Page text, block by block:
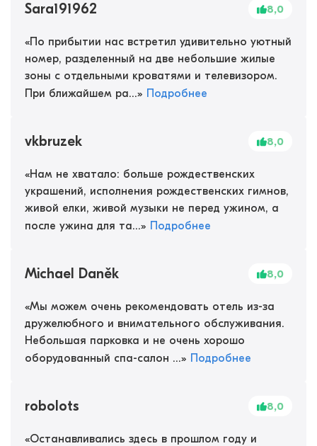
Sara191962 8,0
«По прибытии нас встретил удивительно уютный
номер, разделенный на две небольшие жилые
зоны с отдельными кроватями и телевизором.
При ближайшем ра...» Подробнее
vkbruzek 8,0
«Нам не хватало: больше рождественских
украшений, исполнения рождественских гимнов,
живой елки, живой музыки не перед ужином, а
после ужина для та...» Подробнее
Michael Daněk 8,0
«Мы можем очень рекомендовать отель из-за
дружелюбного и внимательного обслуживания.
Небольшая парковка и не очень хорошо
оборудованный спа-салон ...» Подробнее
robolots 8,0
«Останавливались здесь в прошлом году и